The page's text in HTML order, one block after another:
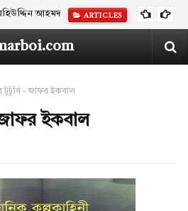
আহমদ ARTICLES
টূটুবি - জাফর ইকবাল
ইকবাল